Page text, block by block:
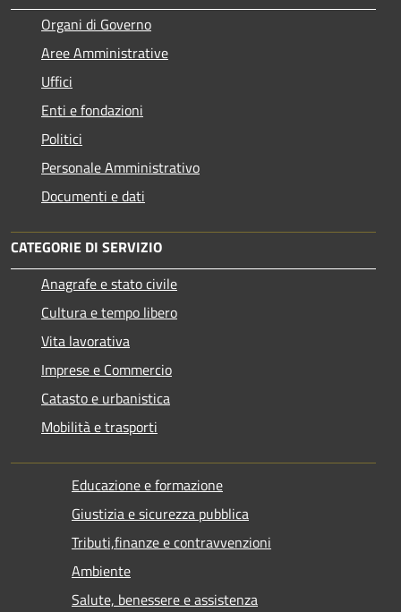
Organi di Governo
Aree Amministrative
Uffici
Enti e fondazioni
Politici
Personale Amministrativo
Documenti e dati
CATEGORIE DI SERVIZIO
Anagrafe e stato civile
Cultura e tempo libero
Vita lavorativa
Imprese e Commercio
Catasto e urbanistica
Mobilità e trasporti
Educazione e formazione
Giustizia e sicurezza pubblica
Tributi,finanze e contravvenzioni
Ambiente
Salute, benessere e assistenza